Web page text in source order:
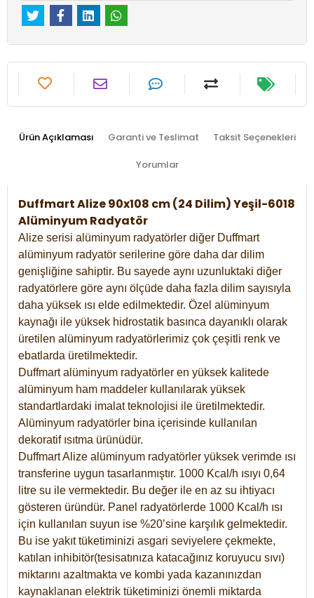
Ürün Açıklaması Garanti ve Teslimat Taksit Seçenekleri
Yorumlar
Duffmart Alize 90x108 cm (24 Dilim) Yeşil-6018
Alüminyum Radyatör
Alize serisi alüminyum radyatörler diğer Duffmart
alüminyum radyatör serilerine göre daha dar dilim
genişliğine sahiptir. Bu sayede aynı uzunluktaki diğer
radyatörlere göre aynı ölçüde daha fazla dilim sayısıyla
daha yüksek ısı elde edilmektedir. Özel alüminyum
kaynağı ile yüksek hidrostatik basınca dayanıklı olarak
üretilen alüminyum radyatörlerimiz çok çeşitli renk ve
ebatlarda üretilmektedir.
Duffmart alüminyum radyatörler en yüksek kalitede
alüminyum ham maddeler kullanılarak yüksek
standartlardaki imalat teknolojisi ile üretilmektedir.
Alüminyum radyatörler bina içerisinde kullanılan
dekoratif ısıtma ürünüdür.
Duffmart Alize alüminyum radyatörler yüksek verimde ısı
transferine uygun tasarlanmıştır. 1000 Kcal/h ısıyı 0,64
litre su ile vermektedir. Bu değer ile en az su ihtiyacı
gösteren üründür. Panel radyatörlerde 1000 Kcal/h ısı
için kullanılan suyun ise %20’sine karşılık gelmektedir.
Bu ise yakıt tüketiminizi asgari seviyelere çekmekte,
katılan inhibitör(tesisatınıza katacağınız koruyucu sıvı)
miktarını azaltmakta ve kombi yada kazanınızdan
kaynaklanan elektrik tüketiminizi önemli miktarda